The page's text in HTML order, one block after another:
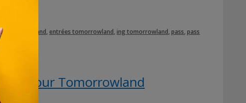
tomorrowland entrées tomorrowland ,ing tomorrowland ,pass ,pass
pour Tomorrowland